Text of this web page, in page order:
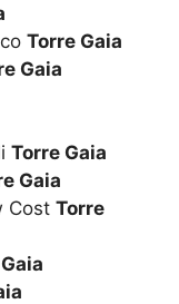
Torre Gaia
Gaia
Torre Gaia
Gaia
Cost Torre